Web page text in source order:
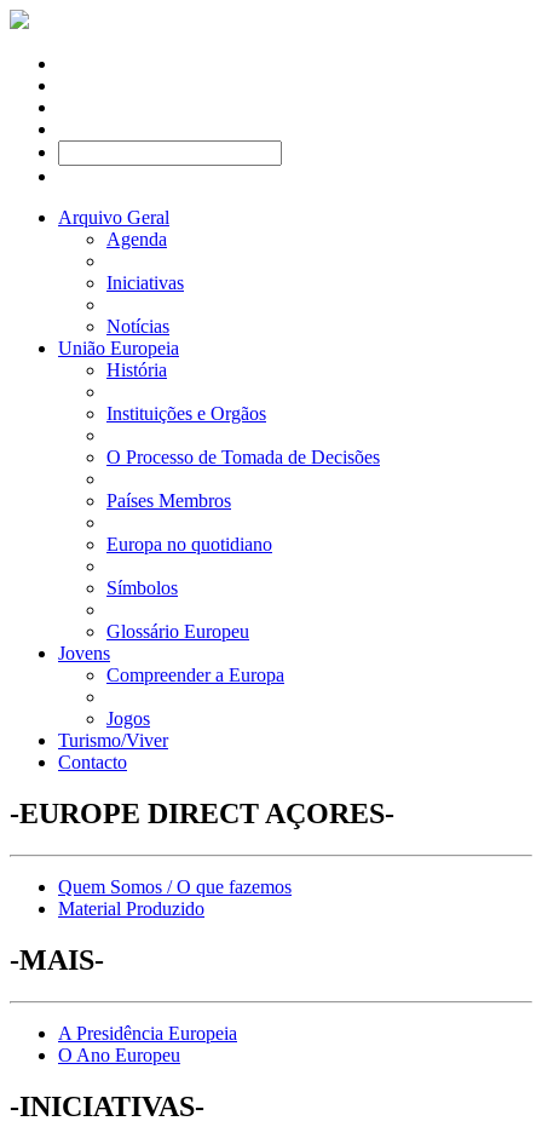
Arquivo Geral
Agenda
Iniciativas
Notícias
União Europeia
História
Instituições e Orgãos
O Processo de Tomada de Decisões
Países Membros
Europa no quotidiano
Símbolos
Glossário Europeu
Jovens
Compreender a Europa
Jogos
Turismo/Viver
Contacto
-EUROPE DIRECT AÇORES-
Quem Somos / O que fazemos
Material Produzido
-MAIS-
A Presidência Europeia
O Ano Europeu
-INICIATIVAS-